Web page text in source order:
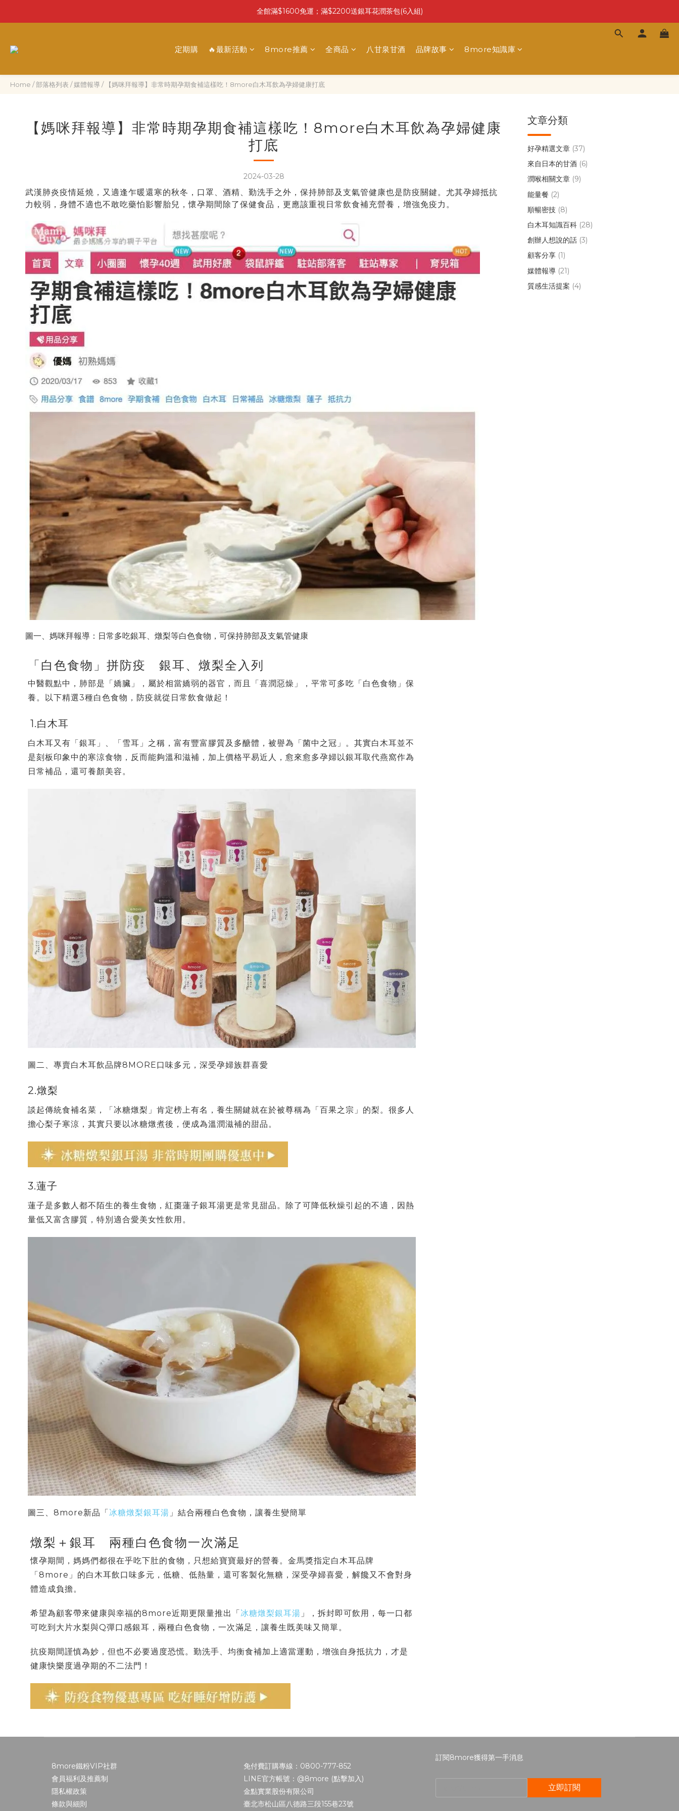
全館滿$1600免運；滿$2200送銀耳花潤茶包(6入組)
定期購 🔥最新活動 8more推薦 全商品 八甘泉甘酒 品牌故事 8more知識庫
Home /部落格列表 /媒體報導 / 【媽咪拜報導】非常時期孕期食補這樣吃！8more白木耳飲為孕婦健康打底
【媽咪拜報導】非常時期孕期食補這樣吃！8more白木耳飲為孕婦健康
打底
2024-03-28
武漢肺炎疫情延燒，又適逢乍暖還寒的秋冬，口罩、酒精、勤洗手之外，保持肺部及支氣管健康也是防疫關鍵。尤其孕婦抵抗
力較弱，身體不適也不敢吃藥怕影響胎兒，懷孕期間除了保健食品，更應該重視日常飲食補充營養，增強免疫力。
圖一、媽咪拜報導：日常多吃銀耳、燉梨等白色食物，可保持肺部及支氣管健康
「白色食物」拼防疫 銀耳、燉梨全入列
中醫觀點中，肺部是「嬌臟」，屬於相當嬌弱的器官，而且「喜潤惡燥」，平常可多吃「白色食物」保
養。以下精選3種白色食物，防疫就從日常飲食做起！
1.白木耳
白木耳又有「銀耳」、「雪耳」之稱，富有豐富膠質及多醣體，被譽為「菌中之冠」。其實白木耳並不
是刻板印象中的寒涼食物，反而能夠溫和滋補，加上價格平易近人，愈來愈多孕婦以銀耳取代燕窩作為
日常補品，還可養顏美容。
圖二、專賣白木耳飲品牌8MORE口味多元，深受孕婦族群喜愛
2.燉梨
談起傳統食補名菜，「冰糖燉梨」肯定榜上有名，養生關鍵就在於被尊稱為「百果之宗」的梨。很多人
擔心梨子寒涼，其實只要以冰糖燉煮後，便成為溫潤滋補的甜品。
3.蓮子
蓮子是多數人都不陌生的養生食物，紅棗蓮子銀耳湯更是常見甜品。除了可降低秋燥引起的不適，因熱
量低又富含膠質，特別適合愛美女性飲用。
圖三、8more新品「 冰糖燉梨銀耳湯 」結合兩種白色食物，讓養生變簡單
燉梨＋銀耳 兩種白色食物一次滿足
懷孕期間，媽媽們都很在乎吃下肚的食物，只想給寶寶最好的營養。金馬獎指定白木耳品牌
「8more」的白木耳飲口味多元，低糖、低熱量，還可客製化無糖，深受孕婦喜愛，解饞又不會對身
體造成負擔。
希望為顧客帶來健康與幸福的8more近期更限量推出「 冰糖燉梨銀耳湯 」，拆封即可飲用，每一口都
可吃到大片水梨與Q彈口感銀耳，兩種白色食物，一次滿足，讓養生既美味又簡單。
抗疫期間謹慎為妙，但也不必要過度恐慌。勤洗手、均衡食補加上適當運動，增強自身抵抗力，才是
健康快樂度過孕期的不二法門！
文章分類
好孕精選文章 (37)
來自日本的甘酒 (6)
潤喉相關文章 (9)
能量餐 (2)
順暢密技 (8)
白木耳知識百科 (28)
創辦人想說的話 (3)
顧客分享 (1)
媒體報導 (21)
質感生活提案 (4)
8more鐵粉VIP社群
會員福利及推薦制
隱私權政策
條款與細則
免付費訂購專線：0800-777-852
LINE官方帳號：@8more (點擊加入)
金點實業股份有限公司
臺北市松山區八德路三段155巷23號
訂閱8more獲得第一手消息
立即訂閱